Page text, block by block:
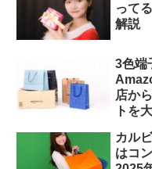
って
解説
3色端
店か
トを
カル
はコ